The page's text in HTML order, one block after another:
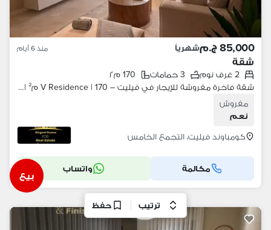
85,000 ج.م شهرياً منذ 6 أيام
شقة
2 غرف نوم 3 حمامات
170 م٢
شقة فاخرة مفروشة للإيجار في فيليت – V Residence | 170 م² | 2 غرفة | فيو لاندسكيب
مفروش
نعم
كومباوند فيليت، التجمع الخامس
مكالمة واتساب
بيع
ترتيب حفظ